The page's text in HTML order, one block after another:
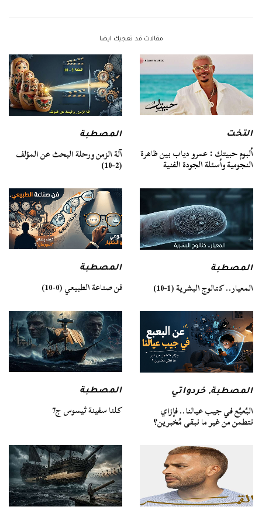
مقالات قد تعجبك ايضا
التخت
ألبوم حبيتك : عمرو دياب بين ظاهرة
النجومية وأسئلة الجودة الفنية
المصطبة
آلة الزمن ورحلة البحث عن المؤلف
(2-10)
المصطبة
المعيار.. كتالوج البشرية (1-10)
المصطبة
فن صناعة الطبيعي (0-10)
المصطبة,خردواتي
البُعبُع في جيب عيالنا.. فإزاي
نتطمن من غير ما نبقى مُخبرين؟
المصطبة
كلنا سفينة ثيسوس ج7